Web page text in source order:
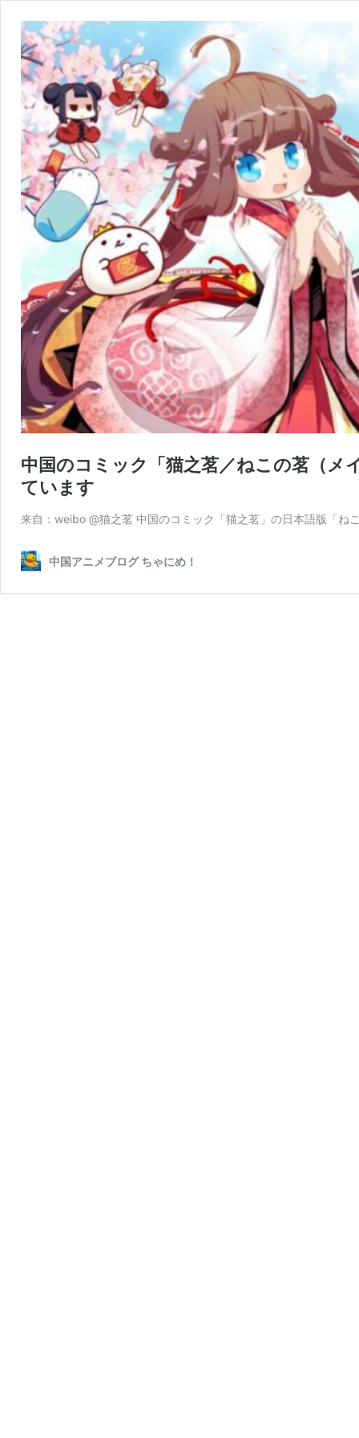
中国のコミック「猫之茗／ねこの茗（
ています
来自：weibo @猫之茗 中国のコミック「猫之茗」の日本語版「
中国アニメブログ ちゃにめ！